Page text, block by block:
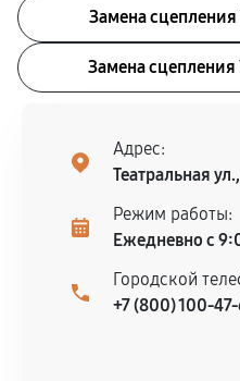
Замена сцепления
Замена сцепления
Адрес:
Театральная
Режим работы:
Ежедневно с
Городской
+7 (800) 100-